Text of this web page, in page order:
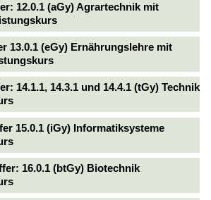
12.0.1 (aGy) Agrartechnik mit
13.0.1 (eGy) Ernährungslehre mit
14.1.1, 14.3.1 und 14.4.1 (tGy) Technik
15.0.1 (iGy) Informatiksysteme
16.0.1 (btGy) Biotechnik